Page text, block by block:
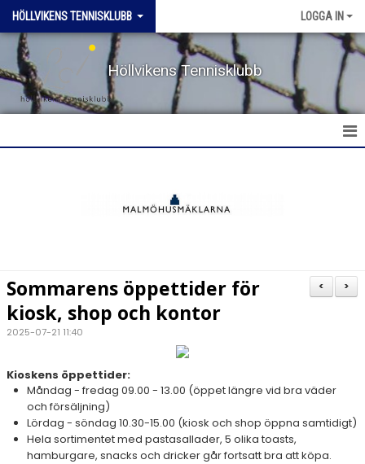
HÖLLVIKENS TENNISKLUBB LOGGA IN
Höllvikens Tennisklubb
TERMINSTRÄNING HT & VT
AKTIVITETER & LÄGER
SERIESPEL & TÄVLINGAR
TENNISSHOP
>
<
Sommarens öppettider för
kiosk, shop och kontor
2025-07-21 11:40
Kioskens öppettider:
Måndag - fredag 09.00 - 13.00 (öppet längre vid bra väder
och försäljning)
Lördag - söndag 10.30-15.00 (kiosk och shop öppna samtidigt)
Hela sortimentet med pastasallader, 5 olika toasts,
hamburgare, snacks och dricker går fortsatt bra att köpa.